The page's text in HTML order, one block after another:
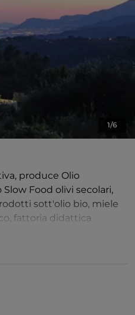
1/6
produce Olio
Food olivi secolari,
sott'olio bio, miele
fattoria didattica